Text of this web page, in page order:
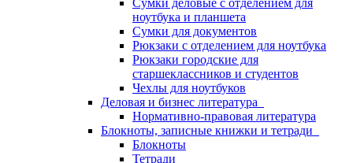
Сумки деловые с отделением для
ноутбука и планшета
Сумки для документов
Рюкзаки с отделением для ноутбука
Рюкзаки городские для
старшеклассников и студентов
Чехлы для ноутбуков
Деловая и бизнес литература
Нормативно-правовая литература
Блокноты, записные книжки и тетради
Блокноты
Тетради